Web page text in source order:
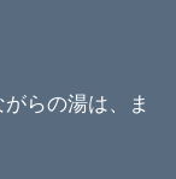
らの湯は、ま